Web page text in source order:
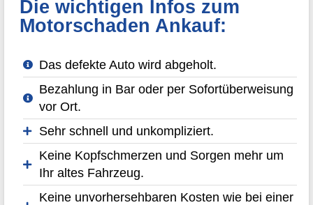
Die wichtigen Infos zum
Motorschaden Ankauf:
Das defekte Auto wird abgeholt.
Bezahlung in Bar oder per Sofortüberweisung
vor Ort.
Sehr schnell und unkompliziert.
Keine Kopfschmerzen und Sorgen mehr um
Ihr altes Fahrzeug.
Keine unvorhersehbaren Kosten wie bei einer